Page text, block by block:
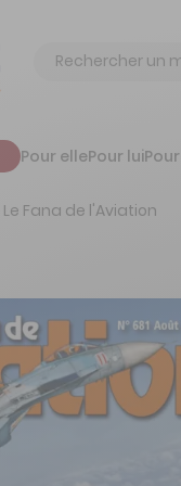
Chercher
Pour ellePour lui
Le Fana de l'Aviation